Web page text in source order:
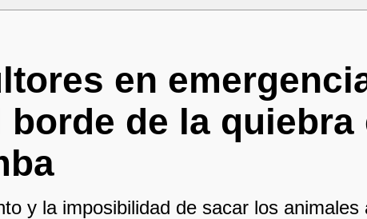
en
de la quiebra
y la imposibilidad de sacar los